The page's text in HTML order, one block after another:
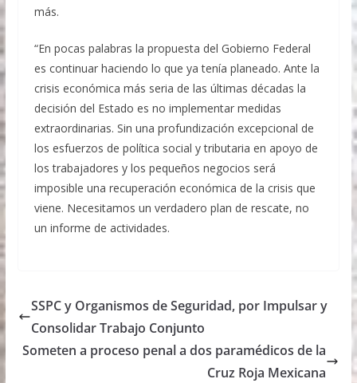
más.
“En pocas palabras la propuesta del Gobierno Federal
es continuar haciendo lo que ya tenía planeado. Ante la
crisis económica más seria de las últimas décadas la
decisión del Estado es no implementar medidas
extraordinarias. Sin una profundización excepcional de
los esfuerzos de política social y tributaria en apoyo de
los trabajadores y los pequeños negocios será
imposible una recuperación económica de la crisis que
viene. Necesitamos un verdadero plan de rescate, no
un informe de actividades.
SSPC y Organismos de Seguridad, por Impulsar y
Consolidar Trabajo Conjunto
Someten a proceso penal a dos paramédicos de la
Cruz Roja Mexicana